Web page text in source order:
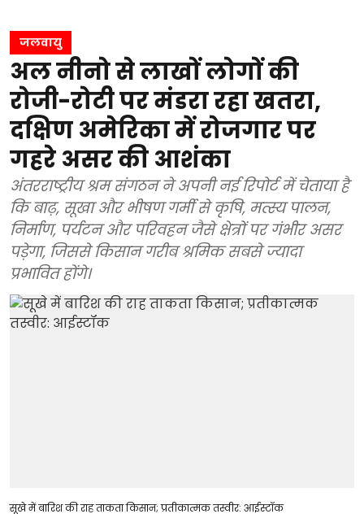
जलवायु
अल नीनो से लाखों लोगों की
रोजी-रोटी पर मंडरा रहा खतरा,
दक्षिण अमेरिका में रोजगार पर
गहरे असर की आशंका
अंतरराष्ट्रीय श्रम संगठन ने अपनी नई रिपोर्ट में चेताया है
कि बाढ़, सूखा और भीषण गर्मी से कृषि, मत्स्य पालन,
निर्माण, पर्यटन और परिवहन जैसे क्षेत्रों पर गंभीर असर
पड़ेगा, जिससे किसान गरीब श्रमिक सबसे ज्यादा
प्रभावित होंगे।
सूखे में बारिश की राह ताकता किसान; प्रतीकात्मक तस्वीर: आईस्टॉक